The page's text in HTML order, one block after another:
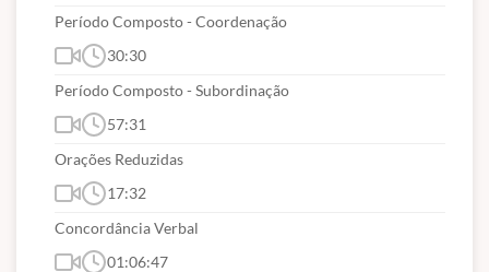
Período Composto - Coordenação
30:30
Período Composto - Subordinação
57:31
Orações Reduzidas
17:32
Concordância Verbal
01:06:47